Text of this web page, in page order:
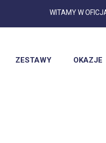
Przejdź
WITAMY W
ZESTAWY OKAZJE